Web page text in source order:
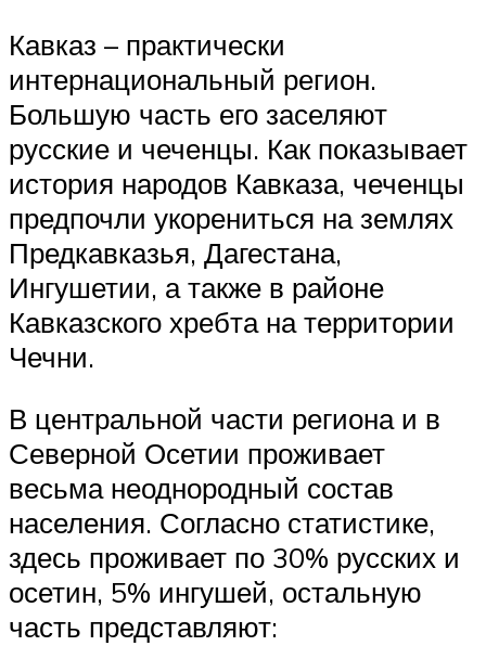
Кавказ – практически
интернациональный регион.
Большую часть его заселяют
русские и чеченцы. Как показывает
история народов Кавказа, чеченцы
предпочли укорениться на землях
Предкавказья, Дагестана,
Ингушетии, а также в районе
Кавказского хребта на территории
Чечни.
В центральной части региона и в
Северной Осетии проживает
весьма неоднородный состав
населения. Согласно статистике,
здесь проживает по 30% русских и
осетин, 5% ингушей, остальную
часть представляют: